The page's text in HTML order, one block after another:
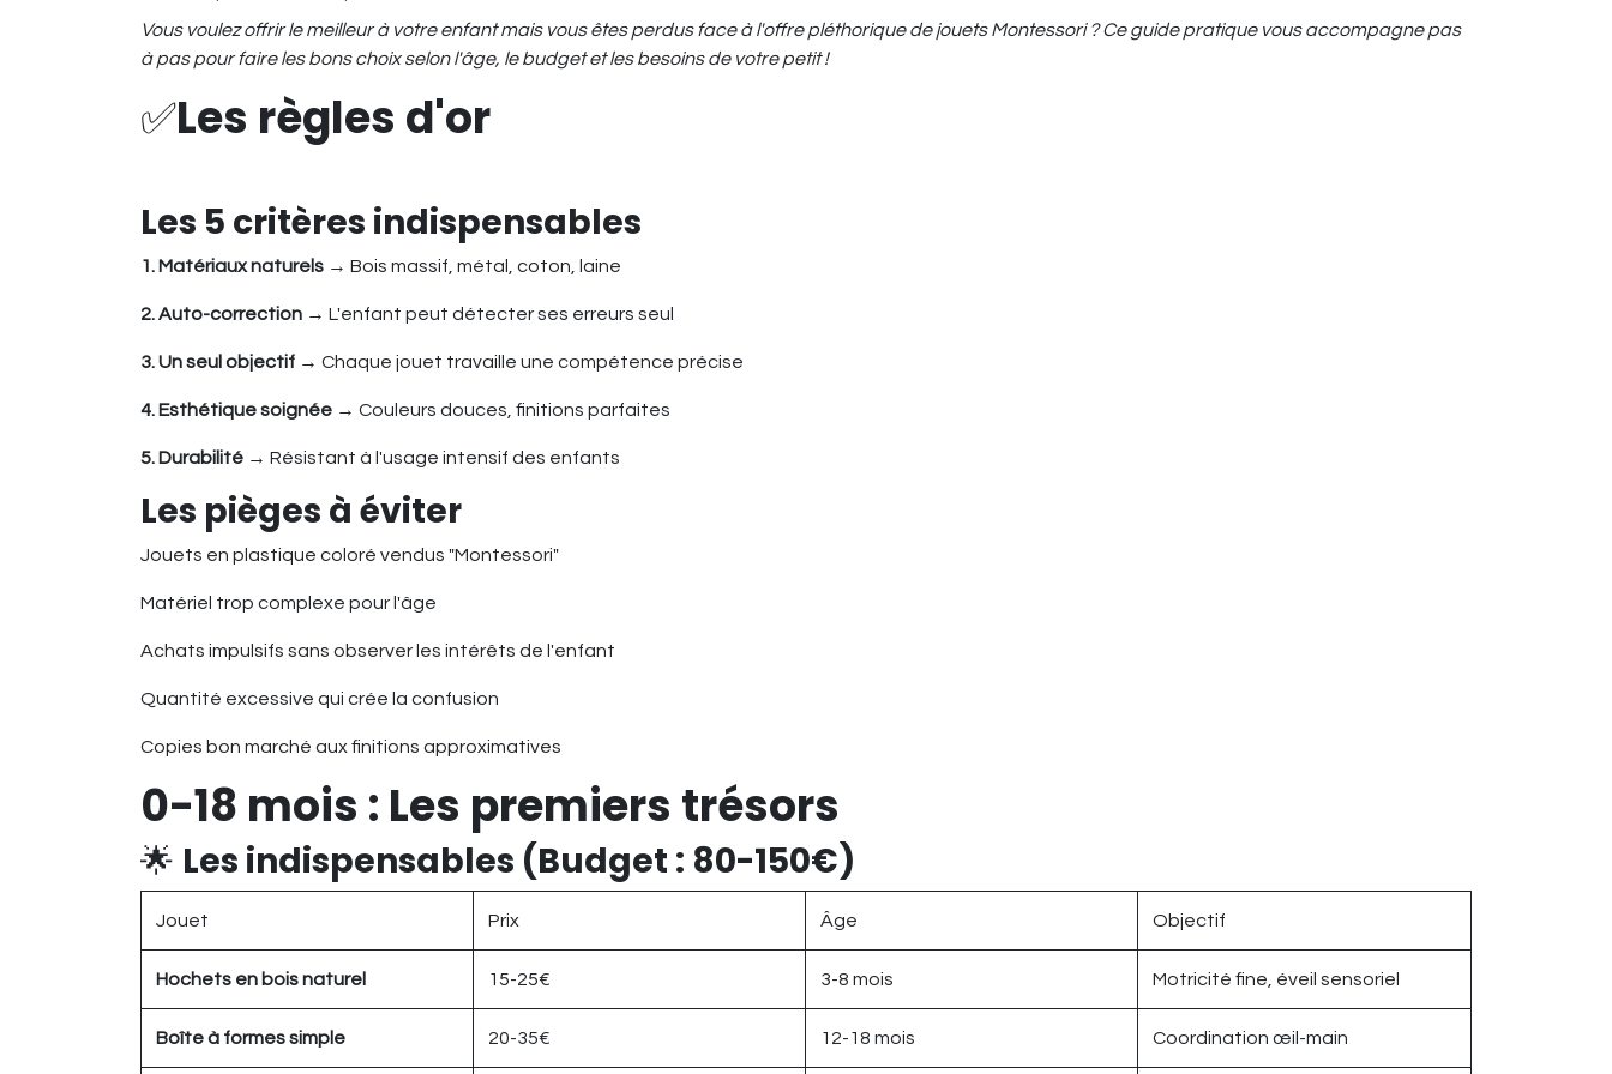
Vous voulez offrir le meilleur à votre enfant mais vous êtes perdus face à l'offre pléthorique de jouets Montessori ? Ce guide pratique vous accompagne pas
à pas pour faire les bons choix selon l'âge, le budget et les besoins de votre petit !
✅Les règles d'or
Les 5 critères indispensables
1. Matériaux naturels → Bois massif, métal, coton, laine
2. Auto-correction → L'enfant peut détecter ses erreurs seul
3. Un seul objectif → Chaque jouet travaille une compétence précise
4. Esthétique soignée → Couleurs douces, finitions parfaites
5. Durabilité → Résistant à l'usage intensif des enfants
Les pièges à éviter
Jouets en plastique coloré vendus "Montessori"
Matériel trop complexe pour l'âge
Achats impulsifs sans observer les intérêts de l'enfant
Quantité excessive qui crée la confusion
Copies bon marché aux finitions approximatives
0-18 mois : Les premiers trésors
🌟 Les indispensables (Budget : 80-150€)
Jouet Prix Âge Objectif
Hochets en bois naturel 15-25€ 3-8 mois Motricité fine, éveil sensoriel
Boîte à formes simple 20-35€ 12-18 mois Coordination œil-main